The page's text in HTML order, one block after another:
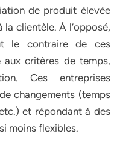
de produit élevée
clientèle. À l’opposé,
le contraire de ces
aux critères de temps,
Ces entreprises
changements (temps
et répondant à des
moins flexibles.